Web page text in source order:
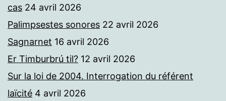
cas 24 avril 2026
Palimpsestes sonores 22 avril 2026
Sagnarnet 16 avril 2026
Er Timburbrú til? 12 avril 2026
Sur la loi de 2004. Interrogation du référent
laïcité 4 avril 2026